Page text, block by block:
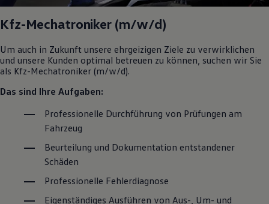
Kfz-Mechatroniker (m/w/d)
Um auch in Zukunft unsere ehrgeizigen Ziele zu verwirklichen
und unsere Kunden optimal betreuen zu können, suchen wir Sie
als Kfz-Mechatroniker (m/w/d).
Das sind Ihre Aufgaben:
Professionelle Durchführung von Prüfungen am
Fahrzeug
Beurteilung und Dokumentation entstandener
Schäden
Professionelle Fehlerdiagnose
Eigenständiges Ausführen von Aus-, Um- und